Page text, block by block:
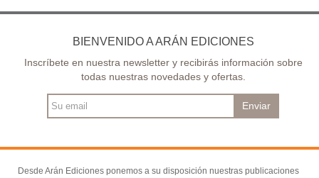
BIENVENIDO A ARÁN EDICIONES
Inscríbete en nuestra newsletter y recibirás información sobre
todas nuestras novedades y ofertas.
Enviar
Desde Arán Ediciones ponemos a su disposición nuestras publicaciones